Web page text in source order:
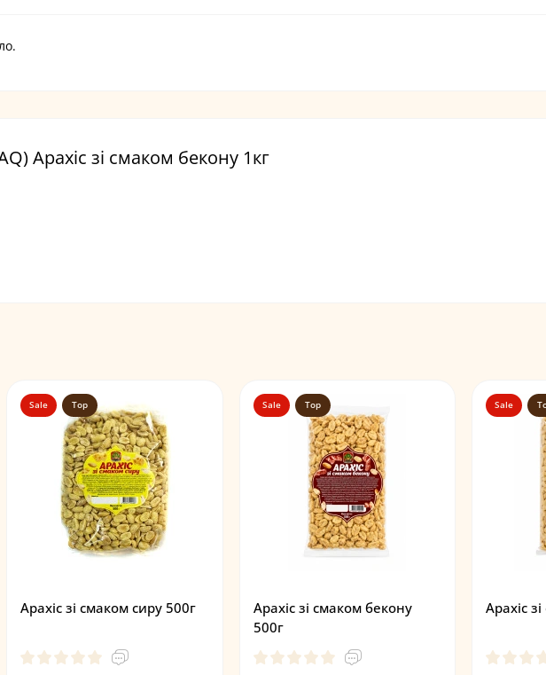
Арахіс зі смаком бекону 1кг
Sale Top
Арахіс зі смаком сиру 500г
Sale Top
Арахіс зі смаком бекону
500г
Sale
Арахіс